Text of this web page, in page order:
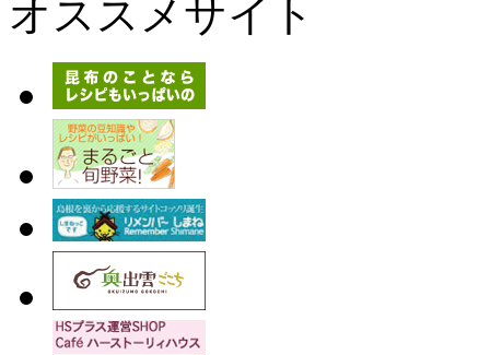
オススメサイト